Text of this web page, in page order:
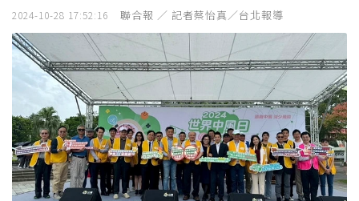
2024-10-28 17:52:16 聯合報 ／ 記者蔡怡真／台北報導